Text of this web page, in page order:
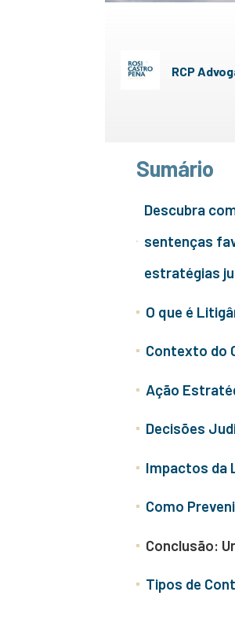
RCP
Sumário
Descubra
sentenças
estratégias
O que é
Contexto do
Ação
Decisões
Impactos da
Como
Conclusão:
Tipos de